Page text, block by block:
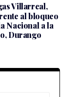
Villarreal,
al bloqueo
Nacional a la
Durango